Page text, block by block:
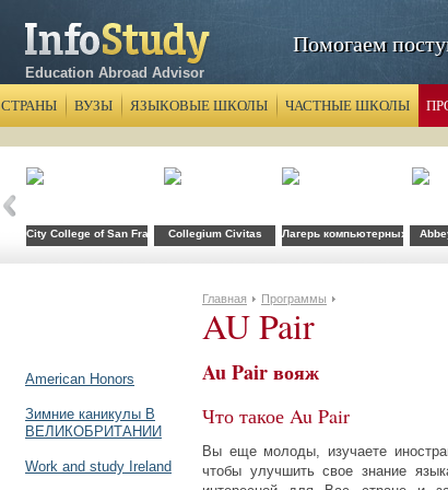
Education Abroad Advisor
Помогаем
СТРАНЫ ВУЗЫ ЯЗЫКОВЫЕ ШКОЛЫ ЧАСТНЫЕ ШКОЛЫ
City College of San FranciscoCollegium Civitas Лагерь компьютерных
American Honors
Зимние каникулы В
ВЕЛИКОБРИТАНИИ
Work and study Ireland
Главная Программы
AU Pair
Au Pair вояж
Что такое Au Pair
Вы еще молоды, изучаете
чтобы улучшить свое знание